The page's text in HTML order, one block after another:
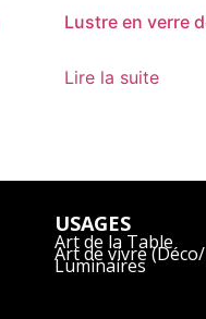
Lustre en verre
Lire la suite
USAGES
Art de la Table
Art de vivre
Luminaires